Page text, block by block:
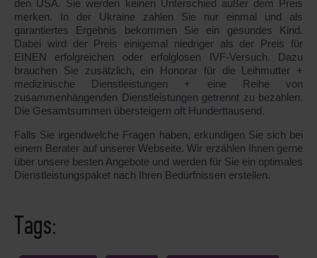
den USA. Sie werden keinen Unterschied außer dem Preis
merken. In der Ukraine zahlen Sie nur einmal und als
garantiertes Ergebnis bekommen Sie ein gesundes Kind.
Dabei wird der Preis einigemal niedriger als der Preis für
EINEN erfolgreichen oder erfolglosen IVF-Versuch. Dazu
brauchen Sie zusätzlich, ein Honorar für die Leihmutter +
medizinische Dienstleistungen + eine Reihe von
zusammenhängenden Dienstleistungen getrennt zu bezahlen.
Die Gesamtsummen übersteigern oft Hunderttausend.
Falls Sie irgendwelche Fragen haben, erkundigen Sie sich bei
einem Berater auf unserer Webseite. Wir erzählen Ihnen gerne
über unsere besten Angebote und werden für Sie ein optimales
Dienstleistungspaket nach Ihren Bedürfnissen erstellen.
Tags: